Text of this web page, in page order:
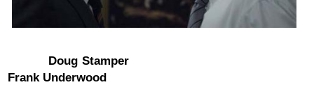
Doug Stamper
Frank Underwood